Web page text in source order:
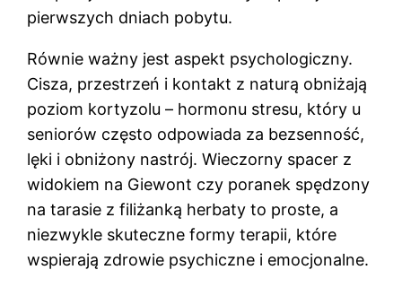
pierwszych dniach pobytu.
Równie ważny jest aspekt psychologiczny.
Cisza, przestrzeń i kontakt z naturą obniżają
poziom kortyzolu – hormonu stresu, który u
seniorów często odpowiada za bezsenność,
lęki i obniżony nastrój. Wieczorny spacer z
widokiem na Giewont czy poranek spędzony
na tarasie z filiżanką herbaty to proste, a
niezwykle skuteczne formy terapii, które
wspierają zdrowie psychiczne i emocjonalne.